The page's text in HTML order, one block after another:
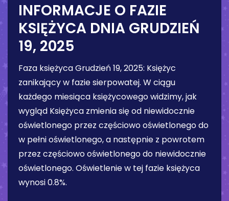
INFORMACJE O FAZIE
KSIĘŻYCA DNIA GRUDZIEŃ
19, 2025
Faza księżycaGrudzień 19, 2025: Księżyc
zanikający w fazie sierpowatej. W ciągu
każdego miesiąca księżycowego widzimy, jak
wygląd Księżyca zmienia się od niewidocznie
oświetlonego przez częściowo oświetlonego do
w pełni oświetlonego, a następnie z powrotem
przez częściowo oświetlonego do niewidocznie
oświetlonego. Oświetlenie w tej fazie księżyca
wynosi0.8%.